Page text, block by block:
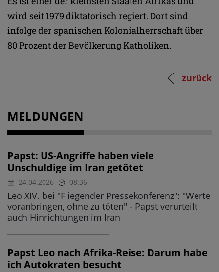
wird seit 1979 diktatorisch regiert. Dort sind
infolge der spanischen Kolonialherrschaft über
80 Prozent der Bevölkerung Katholiken.
zurück
MELDUNGEN
Papst: US-Angriffe haben viele
Unschuldige im Iran getötet
24.04.2026 08:36
Leo XIV. bei "Fliegender Pressekonferenz": "Werte
voranbringen, ohne zu töten" - Papst verurteilt
auch Hinrichtungen im Iran
Papst Leo nach Afrika-Reise: Darum habe
ich Autokraten besucht